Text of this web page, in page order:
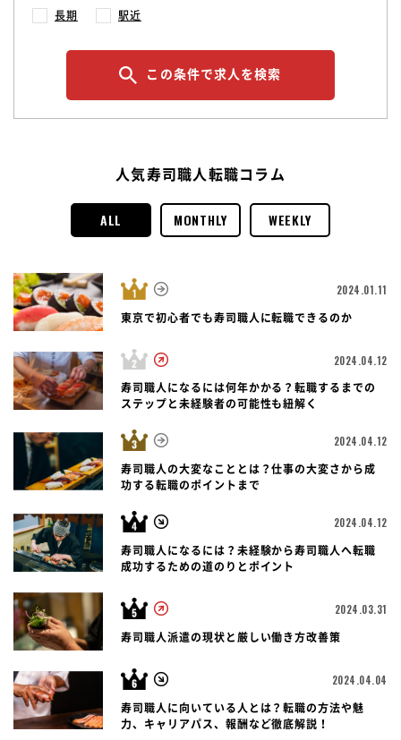
長期 駅近
この条件で求人を検索
人気寿司職人転職コラム
ALL MONTHLY WEEKLY
2024.01.11
東京で初心者でも寿司職人に転職できるのか
2024.04.12
寿司職人になるには何年かかる？転職するまでの
ステップと未経験者の可能性も紐解く
2024.04.12
寿司職人の大変なこととは？仕事の大変さから成
功する転職のポイントまで
2024.04.12
寿司職人になるには？未経験から寿司職人へ転職
成功するための道のりとポイント
2024.03.31
寿司職人派遣の現状と厳しい働き方改善策
2024.04.04
寿司職人に向いている人とは？転職の方法や魅
力、キャリアパス、報酬など徹底解説！